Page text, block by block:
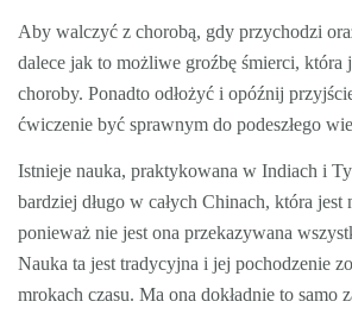
Aby walczyć z chorobą, gdy przychodzi
dalece jak to możliwe groźbę śmierci, która
choroby. Ponadto odłożyć i opóźnij
ćwiczenie być sprawnym do podeszłego
Istnieje nauka, praktykowana w Indiach i
bardziej długo w całych Chinach, która jest
ponieważ nie jest ona przekazywana
Nauka ta jest tradycyjna i jej pochodzenie
mrokach czasu. Ma ona dokładnie to samo